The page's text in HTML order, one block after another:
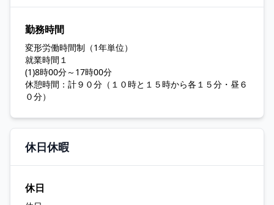
勤務時間
変形労働時間制（1年単位）
就業時間１
(1)8時00分～17時00分
休憩時間：計９０分（１０時と１５時から各１５分・昼６
０分）
休日休暇
休日